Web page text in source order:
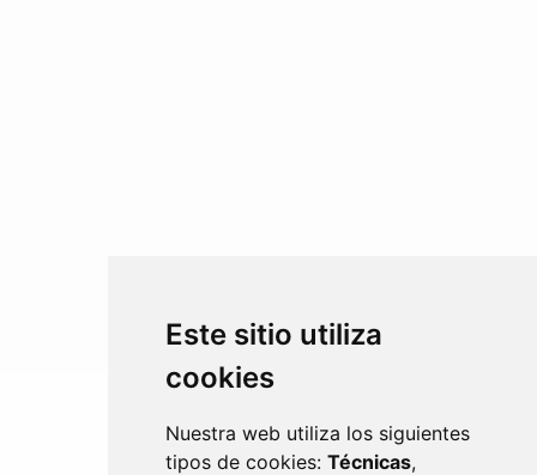
Este sitio utiliza
cookies
Nuestra web utiliza los siguientes
tipos de cookies: Técnicas,